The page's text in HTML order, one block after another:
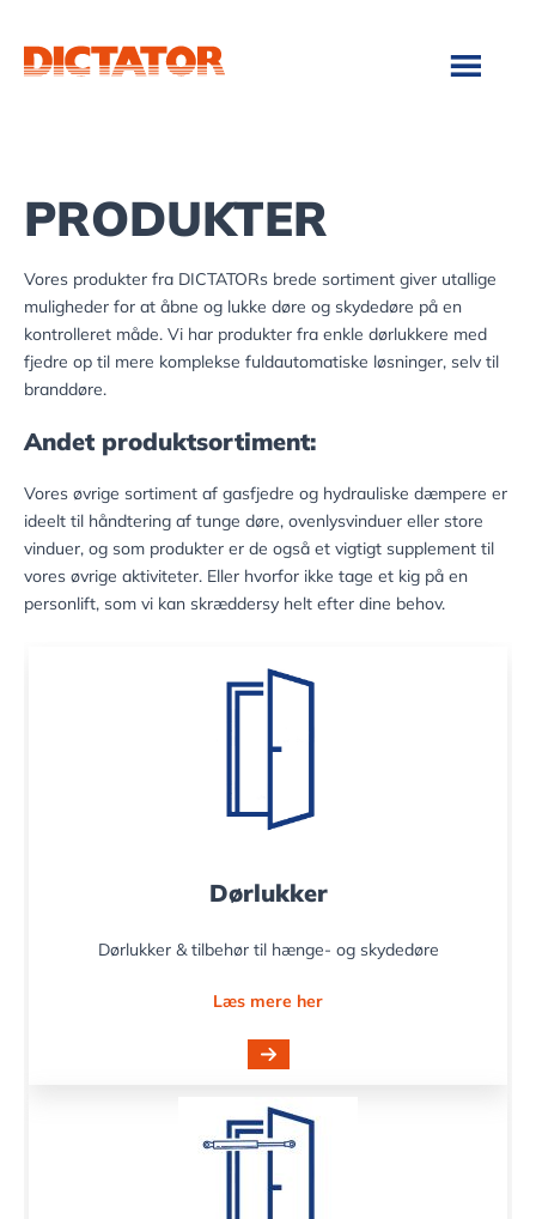
indhold
direkte
PRODUKTER
Vores produkter fra DICTATORs brede sortiment giver utallige
muligheder for at åbne og lukke døre og skydedøre på en
kontrolleret måde. Vi har produkter fra enkle dørlukkere med
fjedre op til mere komplekse fuldautomatiske løsninger, selv til
branddøre.
Andet produktsortiment:
Vores øvrige sortiment af gasfjedre og hydrauliske dæmpere er
ideelt til håndtering af tunge døre, ovenlysvinduer eller store
vinduer, og som produkter er de også et vigtigt supplement til
vores øvrige aktiviteter. Eller hvorfor ikke tage et kig på en
personlift, som vi kan skræddersy helt efter dine behov.
Dørlukker
Dørlukker & tilbehør til hænge- og skydedøre
Læs mere her